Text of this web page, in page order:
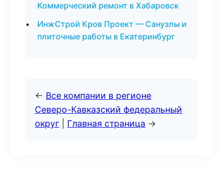
Коммерческий ремонт в Хабаровск
ИнжСтрой Кров Проект — Санузлы и
плиточные работы в Екатеринбург
← Все компании в регионе
Северо-Кавказский федеральный
округ
Главная страница →